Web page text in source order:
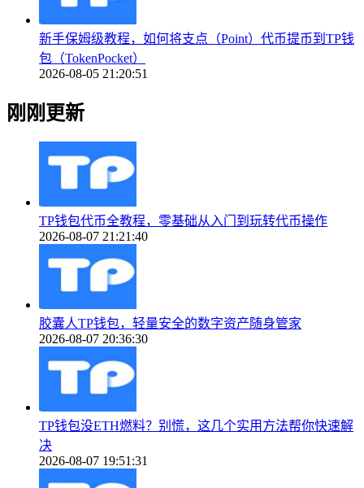
新手保姆级教程，如何将支点（Point）代币提币到TP钱
包（TokenPocket）
2026-08-05 21:20:51
刚刚更新
TP钱包代币全教程，零基础从入门到玩转代币操作
2026-08-07 21:21:40
胶囊人TP钱包，轻量安全的数字资产随身管家
2026-08-07 20:36:30
TP钱包没ETH燃料？别慌，这几个实用方法帮你快速解
决
2026-08-07 19:51:31